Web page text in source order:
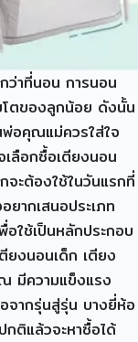
กว่าที่นอน การนอน
ตของลูกน้อย ดังนั้น
อคุณแม่ควรใส่ใจ
ลือกซื้อเตียงนอน
ะต้องใช้ในวันแรกที่
ากเสนอประเภท
อใช้เป็นหลักประกอบ
ยงนอนเด็ก เตียง
มีความแข็งแรง
จากรุ่นสู่รุ่น บางยี่ห้อ
กติแล้วจะหาซื้อได้